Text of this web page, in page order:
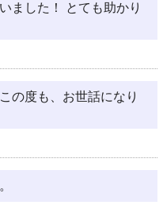
ました！ とても助かり
の度も、お世話になり